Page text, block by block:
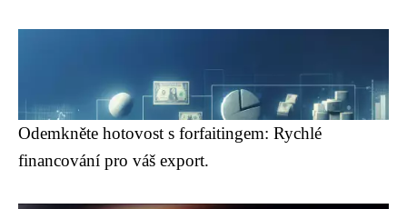
Odemkněte hotovost s forfaitingem: Rychlé
financování pro váš export.